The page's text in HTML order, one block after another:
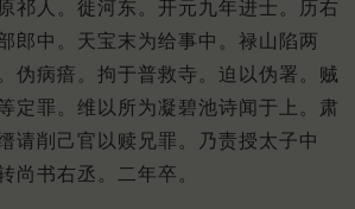
祁人。徙河东。开元九年进士。历右
郎中。天宝末为给事中。禄山陷两
伪病瘖。拘于普救寺。迫以伪署。贼
定罪。维以所为凝碧池诗闻于上。肃
请削己官以赎兄罪。乃责授太子中
尚书右丞。二年卒。